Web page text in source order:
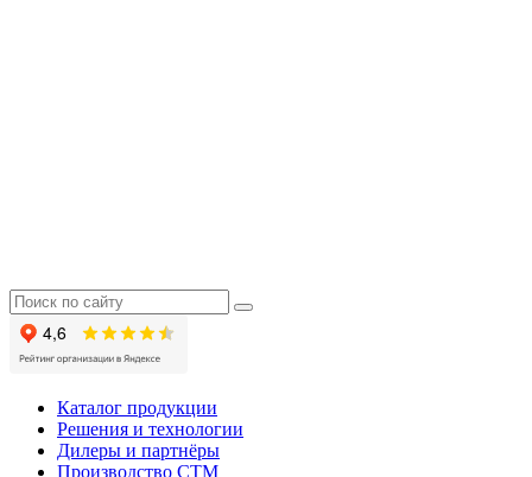
Каталог продукции
Решения и технологии
Дилеры и партнёры
Производство СТМ